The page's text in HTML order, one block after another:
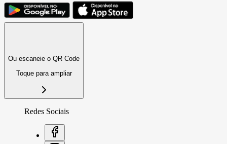
Ou escaneie o QR Code
Toque para ampliar
Redes Sociais